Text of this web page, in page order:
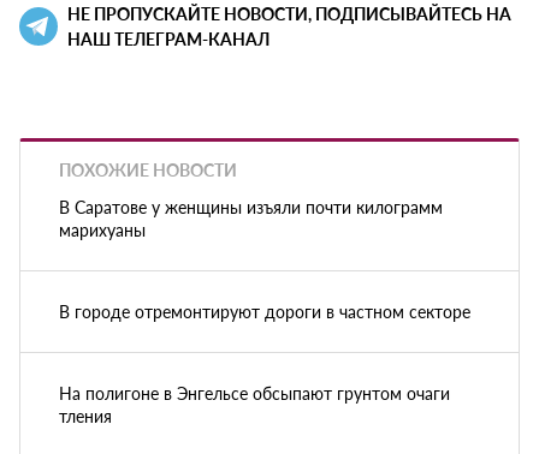
НЕ ПРОПУСКАЙТЕ НОВОСТИ, ПОДПИСЫВАЙТЕСЬ НА
НАШ ТЕЛЕГРАМ-КАНАЛ
ПОХОЖИЕ НОВОСТИ
В Саратове у женщины изъяли почти килограмм
марихуаны
В городе отремонтируют дороги в частном секторе
На полигоне в Энгельсе обсыпают грунтом очаги
тления